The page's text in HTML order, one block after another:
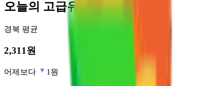
오늘의 고급유가격
경북 평균
2,311원
어제보다 1원